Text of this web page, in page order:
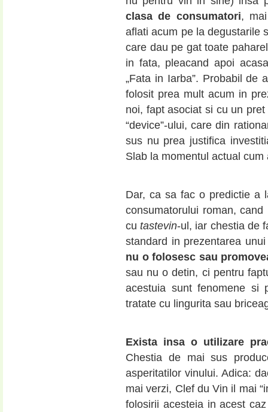
clasa de consumatori,
aflati acum pe la degustarile
care dau pe gat toate
in fata, pleacand apoi
„Fata in Iarba”. Probabil de
folosit prea mult acum in
noi, fapt asociat si cu un
“device”-ului, care din
sus nu prea justifica
Slab la momentul actual cum
Dar, ca sa fac o predictie a
consumatorului roman,
cutastevin-ul, iar chestia de
standard in prezentarea
nu o folosesc sau
sau nu o detin, ci pentru
acestuia sunt fenomene si
tratate cu lingurita sau
Exista insa o utilizare
Chestia de mai sus
asperitatilor vinului. Adica:
mai verzi, Clef du Vin il mai
folosirii acesteia in acest